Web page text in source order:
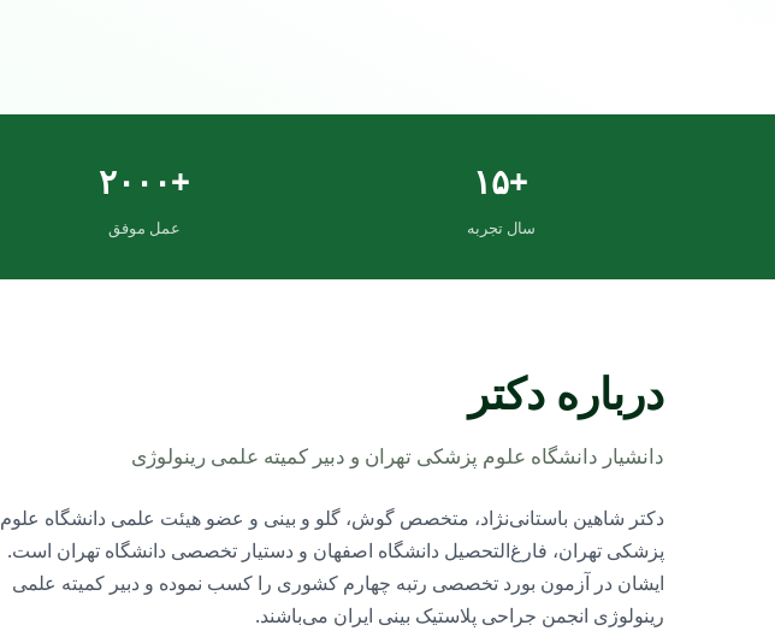
+۱۵
سال تجربه
+۲۰۰۰
عمل موفق
درباره دکتر
دانشیار دانشگاه علوم پزشکی تهران و دبیر کمیته علمی رینولوژی
دکتر شاهین باستانی‌نژاد، متخصص گوش، گلو و بینی و عضو هیئت علمی دانشگاه علوم
پزشکی تهران، فارغ‌التحصیل دانشگاه اصفهان و دستیار تخصصی دانشگاه تهران است.
ایشان در آزمون بورد تخصصی رتبه چهارم کشوری را کسب نموده و دبیر کمیته علمی
رینولوژی انجمن جراحی پلاستیک بینی ایران می‌باشند.